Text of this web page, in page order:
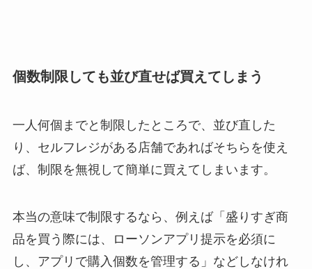
個数制限しても並び直せば買えてしまう
一人何個までと制限したところで、並び直した
り、セルフレジがある店舗であればそちらを使え
ば、制限を無視して簡単に買えてしまいます。
本当の意味で制限するなら、例えば「盛りすぎ商
品を買う際には、ローソンアプリ提示を必須に
し、アプリで購入個数を管理する」などしなけれ